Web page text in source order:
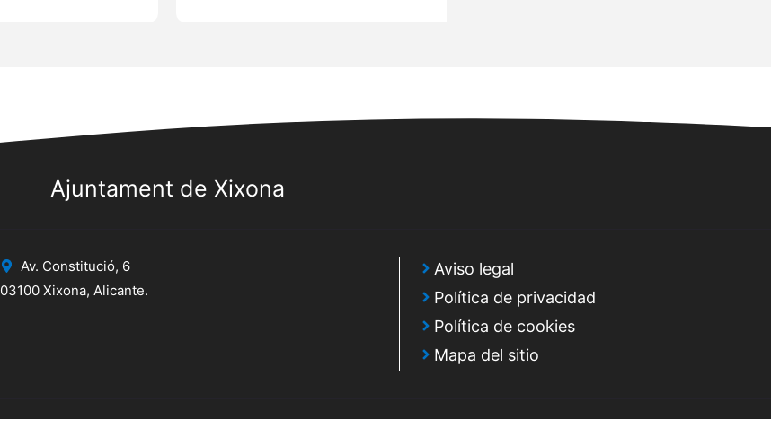
Ajuntament de Xixona
Av. Constitució, 6
03100 Xixona, Alicante.
Aviso legal
Política de privacidad
Política de cookies
Mapa del sitio